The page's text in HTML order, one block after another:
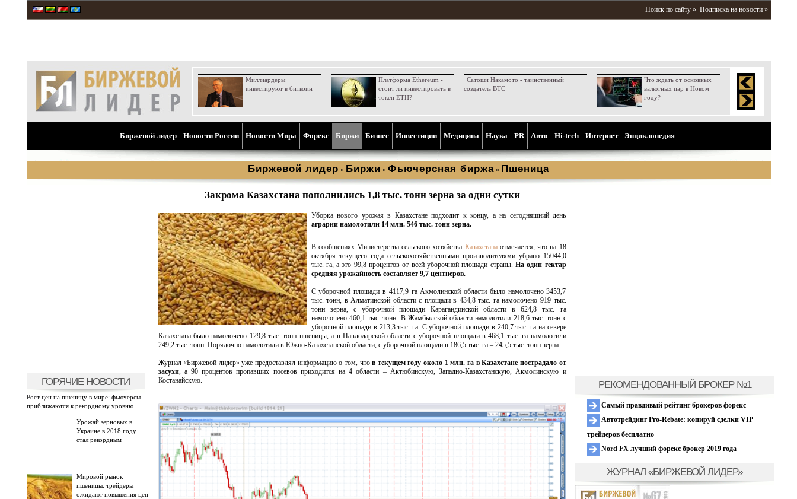
Поиск по сайту » Подписка на новости »
Миллиардеры
инвестируют в биткоин
Платформа Ethereum -
стоит ли инвестировать в
токен ETH?
Сатоши Накамото - таинственный
создатель BTC
Что ждать от основных
валютных пар в Новом
году?
Биржевой лидер Новости России Новости Мира Форекс Биржи Бизнес Инвестиции Медицина Наука PR Aвто Hi-tech Интернет Энциклопедия
Биржевой лидер » Биржи » Фьючерсная биржа » Пшеница
ГОРЯЧИЕ НОВОСТИ
Рост цен на пшеницу в мире: фьючерсы
приближаются к рекордному уровню
Урожай зерновых в
Украине в 2018 году
стал рекордным
Мировой рынок
пшеницы: трейдеры
ожидают повышения цен
Закрома Казахстана пополнились 1,8 тыс. тонн зерна за одни сутки
Уборка нового урожая в Казахстане подходит к концу, а на сегодняшний день
аграрии намолотили 14 млн. 546 тыс. тонн зерна.
В сообщениях Министерства сельского хозяйства Казахстанаотмечается, что на 18
октября текущего года сельскохозяйственными производителями убрано 15044,0
тыс. га, а это 99,8 процентов от всей уборочной площади страны. На один гектар
средняя урожайность составляет 9,7 центнеров.
С уборочной площади в 4117,9 га Акмолинской области было намолочено 3453,7
тыс. тонн, в Алматинской области с площади в 434,8 тыс. га намолочено 919 тыс.
тонн зерна, с уборочной площади Карагандинской области в 624,8 тыс. га
намолочено 460,1 тыс. тонн. В Жамбылской области намолотили 218,6 тыс. тонн с
уборочной площади в 213,3 тыс. га. С уборочной площади в 240,7 тыс. га на севере
Казахстана было намолочено 129,8 тыс. тонн пшеницы, а в Павлодарской области с уборочной площади в 468,1 тыс. га намолотили
249,2 тыс. тонн. Порядочно намолотили в Южно-Казахстанской области, с уборочной площади в 186,5 тыс. га – 245,5 тыс. тонн зерна.
Журнал «Биржевой лидер» уже предоставлял информацию о том, чтов текущем году около 1 млн. га в Казахстане пострадало от
засухи, а 90 процентов пропавших посевов приходится на 4 области – Актюбинскую, Западно-Казахстанскую, Акмолинскую и
Костанайскую.
РЕКОМЕНДОВАННЫЙ БРОКЕР №1
Самый правдивый рейтинг брокеров форекс
Автотрейдинг Pro-Rebate: копируй сделки VIP
трейдеров бесплатно
Nord FX лучший форекс брокер 2019 года
ЖУРНАЛ «БИРЖЕВОЙ ЛИДЕР»